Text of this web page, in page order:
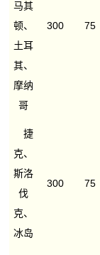
马其
顿、
土耳
其、
摩纳
哥
300 75
捷
克、
斯洛
伐
克、
冰岛
300 75